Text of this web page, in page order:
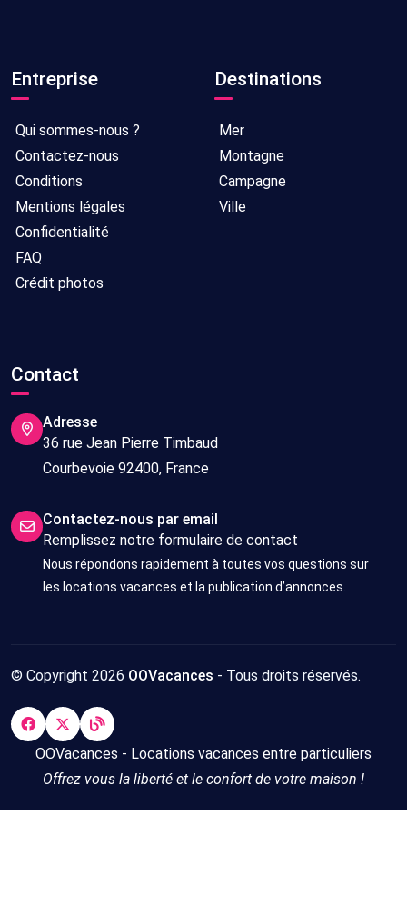
Entreprise
Qui sommes-nous ?
Contactez-nous
Conditions
Mentions légales
Confidentialité
FAQ
Crédit photos
Destinations
Mer
Montagne
Campagne
Ville
Contact
Adresse
36 rue Jean Pierre Timbaud
Courbevoie 92400, France
Contactez-nous par email
Remplissez notre formulaire de contact
Nous répondons rapidement à toutes vos questions sur
les locations vacances et la publication d’annonces.
© Copyright 2026 OOVacances - Tous droits réservés.
OOVacances - Locations vacances entre particuliers
Offrez vous la liberté et le confort de votre maison !